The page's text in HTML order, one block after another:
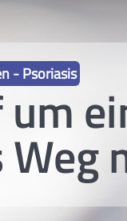
- Psoriasis